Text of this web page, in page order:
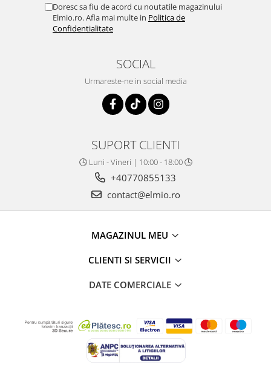
Doresc sa fiu de acord cu noutatile magazinului
Elmio.ro. Afla mai multe in Politica de
Confidentialitate
SOCIAL
Urmareste-ne in social media
SUPORT CLIENTI
🕒 Luni - Vineri | 10:00 - 18:00 🕒
+40770855133
contact@elmio.ro
MAGAZINUL MEU
CLIENTI SI SERVICII
DATE COMERCIALE